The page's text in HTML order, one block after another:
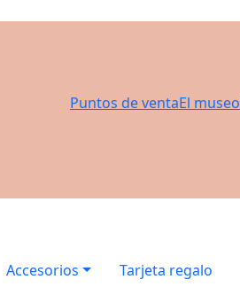
Puntos de ventaEl museo
Accesorios
Tarjeta regalo